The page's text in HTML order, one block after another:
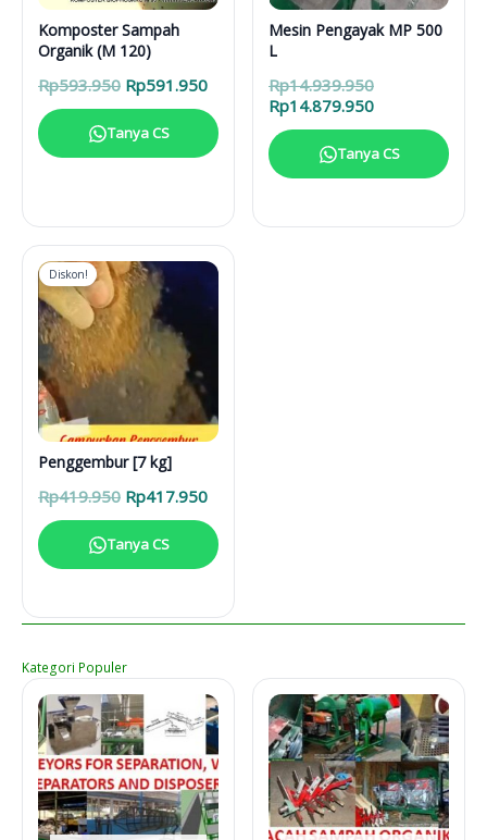
Komposter Sampah
Organik (M 120)
Rp593.950 Harga
aslinya
adalah:
Rp593.950.
Rp591.950Harga
ini
adalah:
Rp591.950.
Tanya CS
Mesin Pengayak MP 500
L
Rp14.939.950Harga
aslinya
adalah:
Rp14.939.950.
Rp14.879.950Harga
saat
ini
Tanya CS
Diskon!
Penggembur [7 kg]
Rp419.950 Harga
aslinya
adalah:
Rp419.950.
Rp417.950Harga
ini
adalah:
Tanya CS
Kategori Populer